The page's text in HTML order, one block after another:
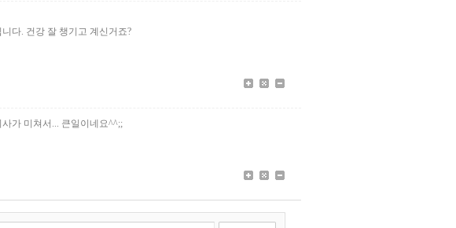
다. 건강 잘 챙기고 계신거죠?
가 미쳐서... 큰일이네요^^;;